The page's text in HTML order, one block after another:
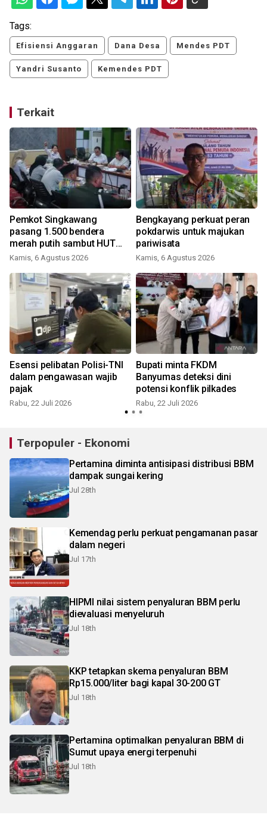
Tags:
Efisiensi Anggaran Dana Desa Mendes PDT
Yandri Susanto Kemendes PDT
Terkait
Pemkot Singkawang
pasang 1.500 bendera
merah putih sambut HUT
Ke-81 RI
Kamis, 6 Agustus 2026
Bengkayang perkuat peran
pokdarwis untuk majukan
pariwisata
Kamis, 6 Agustus 2026
Esensi pelibatan Polisi-TNI
dalam pengawasan wajib
pajak
Rabu, 22 Juli 2026
Bupati minta FKDM
Banyumas deteksi dini
potensi konflik pilkades
Rabu, 22 Juli 2026
Terpopuler - Ekonomi
Pertamina diminta antisipasi distribusi BBM
dampak sungai kering
Jul 28th
Kemendag perlu perkuat pengamanan pasar
dalam negeri
Jul 17th
HIPMI nilai sistem penyaluran BBM perlu
dievaluasi menyeluruh
Jul 18th
KKP tetapkan skema penyaluran BBM
Rp15.000/liter bagi kapal 30-200 GT
Jul 18th
Pertamina optimalkan penyaluran BBM di
Sumut upaya energi terpenuhi
Jul 18th